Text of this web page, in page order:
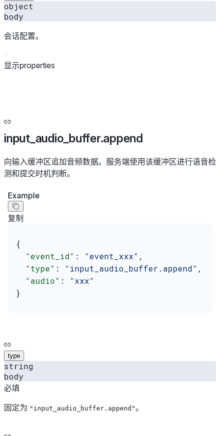
object
body
会话配置。
显示properties
input_audio_buffer.append
向输入缓冲区追加音频数据。服务端使用该缓冲区进行语音检
测和提交时机判断。
Example
复制
{
  "event_id"
: "event_xxx" ,
  "type"
: "input_audio_buffer.append" ,
  "audio"
: "xxx"
}
type
string
body
必填
固定为 "input_audio_buffer.append"。